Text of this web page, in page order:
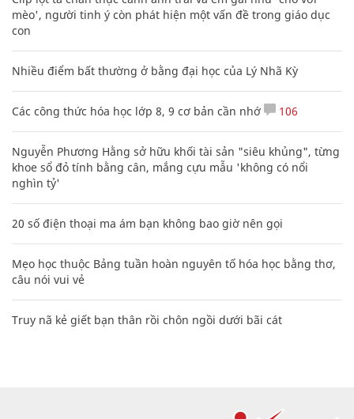
mèo', người tinh ý còn phát hiện một vấn đề trong giáo dục
con
Nhiều điểm bất thường ở bằng đại học của Lý Nhã Kỳ
Các công thức hóa học lớp 8, 9 cơ bản cần nhớ 106
Nguyễn Phương Hằng sở hữu khối tài sản "siêu khủng", từng
khoe sổ đỏ tính bằng cân, mắng cựu mẫu 'không có nổi
nghìn tỷ'
20 số điện thoại ma ám bạn không bao giờ nên gọi
Mẹo học thuộc Bảng tuần hoàn nguyên tố hóa học bằng thơ,
câu nói vui vẻ
Truy nã kẻ giết bạn thân rồi chôn ngồi dưới bãi cát